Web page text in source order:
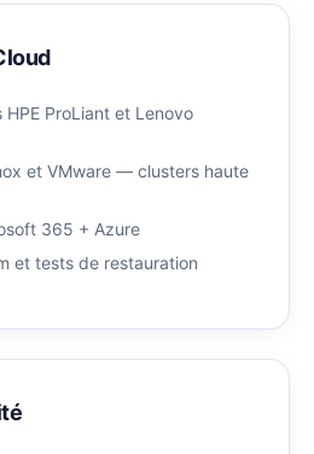
ProLiant et Lenovo
et VMware — clusters haute
365 + Azure
et tests de restauration